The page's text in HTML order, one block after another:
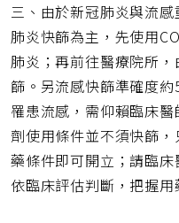
三、由於新冠肺炎與流
肺炎快篩為主，先使用
肺炎；再前往醫療院所
篩。另流感快篩準確度
罹患流感，需仰賴臨床
劑使用條件並不須快篩
藥條件即可開立；請臨床
依臨床評估判斷，把握用